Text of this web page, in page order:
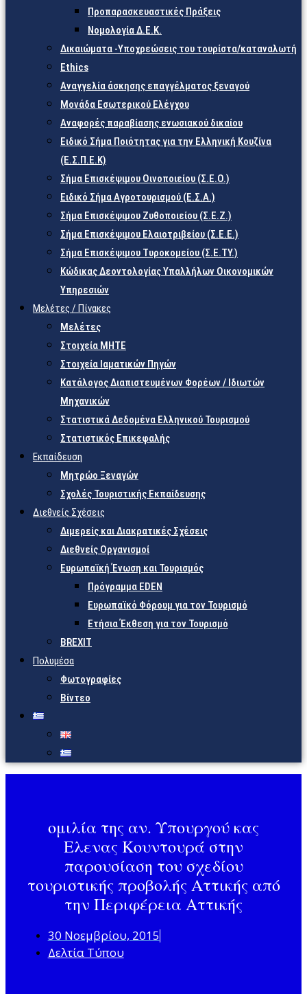
Προπαρασκευαστικές Πράξεις
Νομολογία Δ.Ε.Κ.
Δικαιώματα -Υποχρεώσεις του τουρίστα/καταναλωτή
Ethics
Αναγγελία άσκησης επαγγέλματος ξεναγού
Μονάδα Εσωτερικού Ελέγχου
Αναφορές παραβίασης ενωσιακού δικαίου
Ειδικό Σήμα Ποιότητας για την Ελληνική Κουζίνα
(Ε.Σ.Π.Ε.Κ)
Σήμα Επισκέψιμου Οινοποιείου (Σ.Ε.Ο.)
Ειδικό Σήμα Αγροτουρισμού (Ε.Σ.Α.)
Σήμα Επισκέψιμου Ζυθοποιείου (Σ.Ε.Ζ.)
Σήμα Επισκέψιμου Ελαιοτριβείου (Σ.Ε.Ε.)
Σήμα Επισκέψιμου Τυροκομείου (Σ.Ε.TY.)
Κώδικας Δεοντολογίας Υπαλλήλων Οικονομικών
Υπηρεσιών
Μελέτες / Πίνακες
Μελέτες
Στοιχεία ΜΗΤΕ
Στοιχεία Ιαματικών Πηγών
Κατάλογος Διαπιστευμένων Φορέων / Ιδιωτών
Μηχανικών
Στατιστικά Δεδομένα Ελληνικού Τουρισμού
Στατιστικός Επικεφαλής
Εκπαίδευση
Μητρώο Ξεναγών
Σχολές Τουριστικής Εκπαίδευσης
Διεθνείς Σχέσεις
Διμερείς και Διακρατικές Σχέσεις
Διεθνείς Οργανισμοί
Ευρωπαϊκή Ένωση και Τουρισμός
Πρόγραμμα EDEN
Ευρωπαϊκό Φόρουμ για τον Τουρισμό
Ετήσια Έκθεση για τον Τουρισμό
BREXIT
Πολυμέσα
Φωτογραφίες
Βίντεο
ομιλία της αν. Υπουργού κας
Ελενας Κουντουρά στην
παρουσίαση του σχεδίου
τουριστικής προβολής Αττικής από
την Περιφέρεια Αττικής
30 Νοεμβρίου, 2015
Δελτία Τύπου